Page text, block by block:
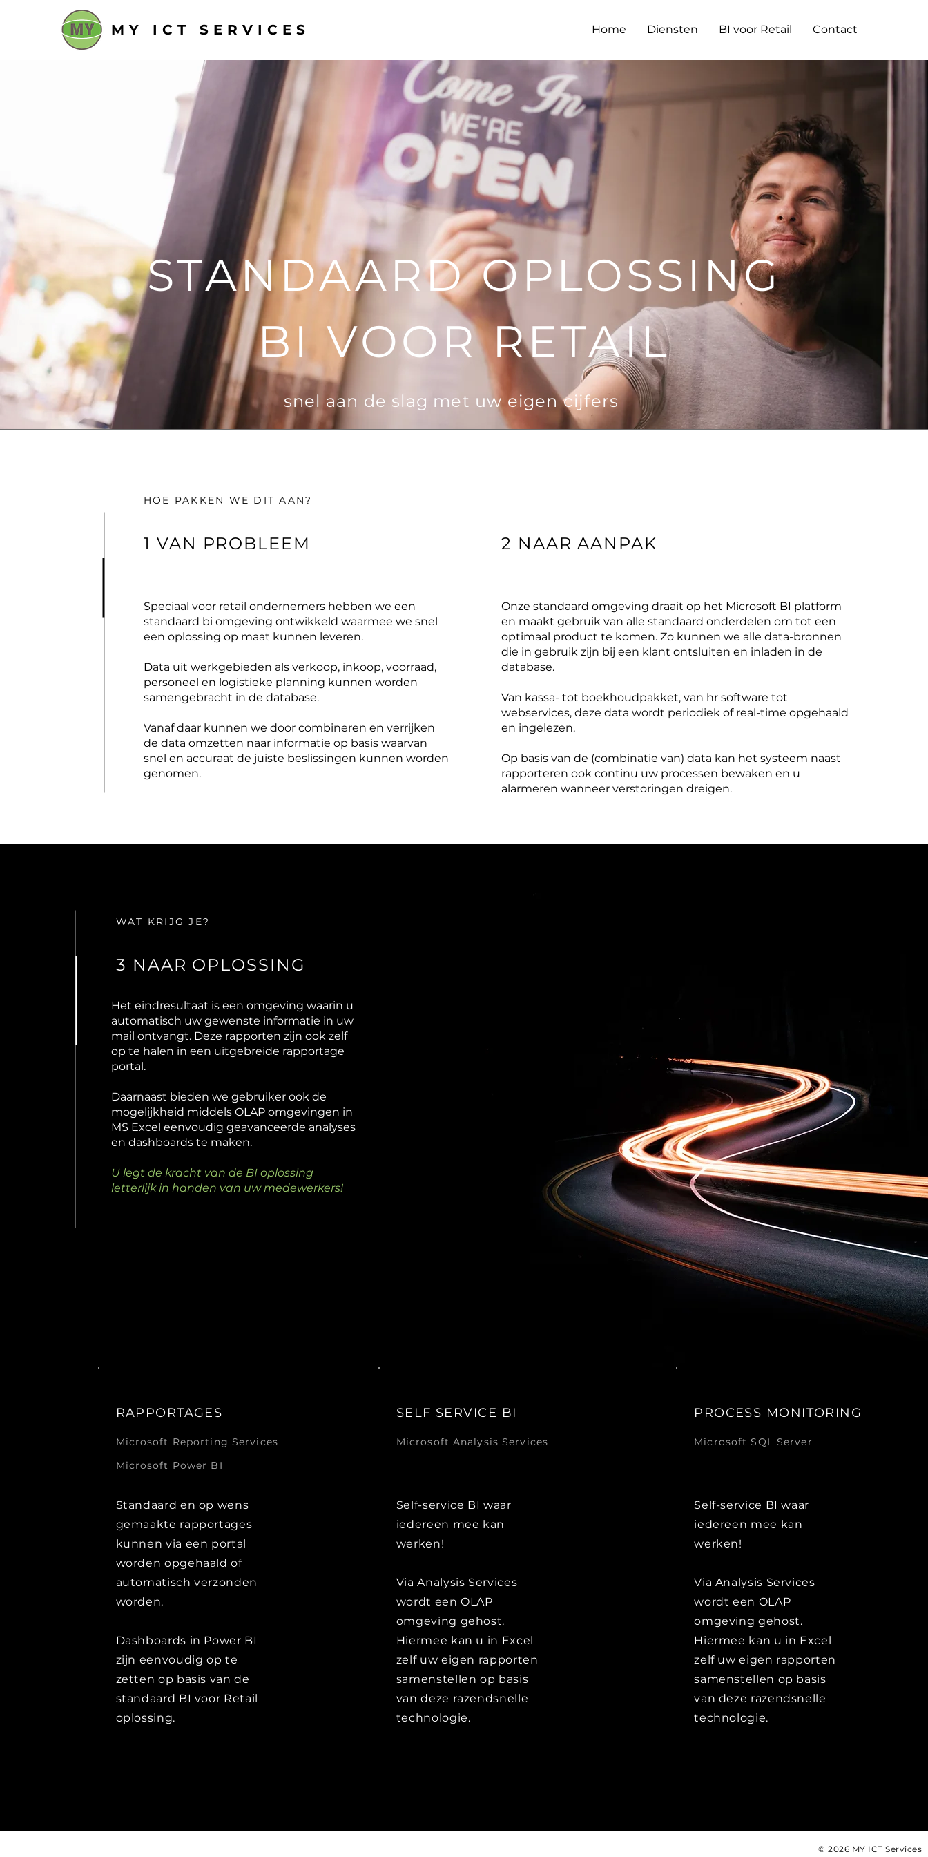
MY ICT SERVICES Home Diensten BI voor Retail Contact
STANDAARD OPLOSSING
BI VOOR RETAIL
snel aan de slag met uw eigen cijfers
HOE PAKKEN WE DIT AAN?
1 VAN PROBLEEM
Speciaal voor retail ondernemers hebben we een
standaard bi omgeving ontwikkeld waarmee we snel
een oplossing op maat kunnen leveren.
Data uit werkgebieden als verkoop, inkoop, voorraad,
personeel en logistieke planning kunnen worden
samengebracht in de database.
Vanaf daar kunnen we door combineren en verrijken
de data omzetten naar informatie op basis waarvan
snel en accuraat de juiste beslissingen kunnen worden
genomen.
2 NAAR AANPAK
Onze standaard omgeving draait op het Microsoft BI platform
en maakt gebruik van alle standaard onderdelen om tot een
optimaal product te komen. Zo kunnen we alle data-bronnen
die in gebruik zijn bij een klant ontsluiten en inladen in de
database.
Van kassa- tot boekhoudpakket, van hr software tot
webservices, deze data wordt periodiek of real-time opgehaald
en ingelezen.
Op basis van de (combinatie van) data kan het systeem naast
rapporteren ook continu uw processen bewaken en u
alarmeren wanneer verstoringen dreigen.
WAT KRIJG JE?
3 NAAR OPLOSSING
Het eindresultaat is een omgeving waarin u
automatisch uw gewenste informatie in uw
mail ontvangt. Deze rapporten zijn ook zelf
op te halen in een uitgebreide rapportage
portal.
Daarnaast bieden we gebruiker ook de
mogelijkheid middels OLAP omgevingen in
MS Excel eenvoudig geavanceerde analyses
en dashboards te maken.
U legt de kracht van de BI oplossing
letterlijk in handen van uw medewerkers!
RAPPORTAGES
Microsoft Reporting Services
Microsoft Power BI
Standaard en op wens
gemaakte rapportages
kunnen via een portal
worden opgehaald of
automatisch verzonden
worden.
Dashboards in Power BI
zijn eenvoudig op te
zetten op basis van de
standaard BI voor Retail
oplossing.
SELF SERVICE BI
Microsoft Analysis Services
Self-service BI waar
iedereen mee kan
werken!
Via Analysis Services
wordt een OLAP
omgeving gehost.
Hiermee kan u in Excel
zelf uw eigen rapporten
samenstellen op basis
van deze razendsnelle
technologie.
PROCESS MONITORING
Microsoft SQL Server
Self-service BI waar
iedereen mee kan
werken!
Via Analysis Services
wordt een OLAP
omgeving gehost.
Hiermee kan u in Excel
zelf uw eigen rapporten
samenstellen op basis
van deze razendsnelle
technologie.
© 2026 MY ICT Services